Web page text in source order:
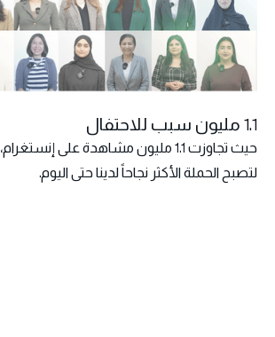
1.1 مليون سبب للاحتفال
حيث تجاوزت 1.1 مليون مشاهدة على إنستغرام،
لتصبح الحملة الأكثر نجاحاً لدينا حتى اليوم.